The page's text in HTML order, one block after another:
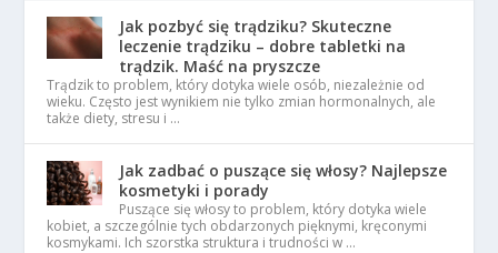
Jak pozbyć się trądziku? Skuteczne
leczenie trądziku – dobre tabletki na
trądzik. Maść na pryszcze
Trądzik to problem, który dotyka wiele osób, niezależnie od
wieku. Często jest wynikiem nie tylko zmian hormonalnych, ale
także diety, stresu i …
Jak zadbać o puszące się włosy? Najlepsze
kosmetyki i porady
Puszące się włosy to problem, który dotyka wiele
kobiet, a szczególnie tych obdarzonych pięknymi, kręconymi
kosmykami. Ich szorstka struktura i trudności w …